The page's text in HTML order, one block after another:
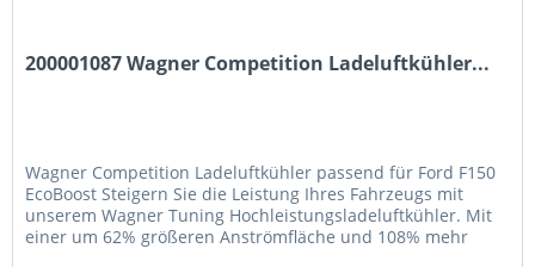
200001087 Wagner Competition Ladeluftkühler...
Wagner Competition Ladeluftkühler passend für Ford F150
EcoBoost Steigern Sie die Leistung Ihres Fahrzeugs mit
unserem Wagner Tuning Hochleistungsladeluftkühler. Mit
einer um 62% größeren Anströmfläche und 108% mehr